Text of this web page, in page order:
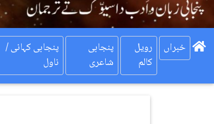
پنجابی کہانی /
ناول
پنجابی
شاعری
رویل
کالم
خبراں